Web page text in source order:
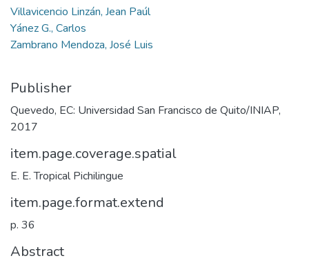
Villavicencio Linzán, Jean Paúl
Yánez G., Carlos
Zambrano Mendoza, José Luis
Publisher
Quevedo, EC: Universidad San Francisco de Quito/INIAP,
2017
item.page.coverage.spatial
E. E. Tropical Pichilingue
item.page.format.extend
p. 36
Abstract